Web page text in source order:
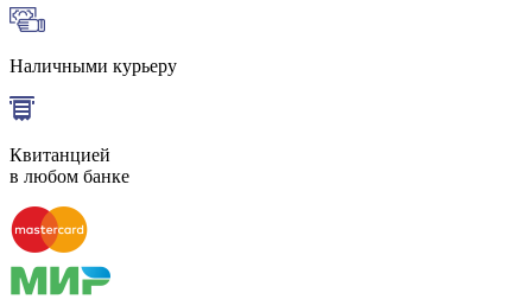
Наличными курьеру
Квитанцией
в любом банке